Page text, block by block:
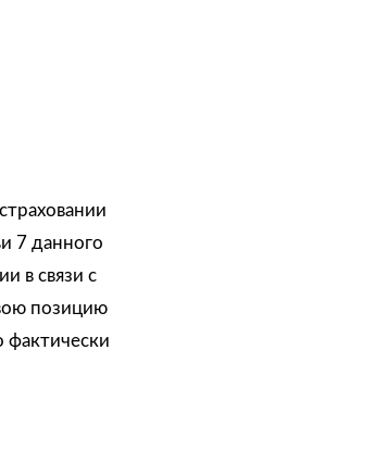
7 данного
в связи с
позицию
фактически